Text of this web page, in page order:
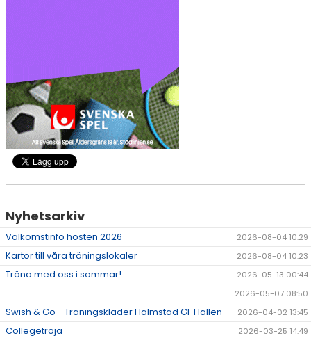
Nyhetsarkiv
Välkomstinfo hösten 2026 2026-08-04 10:29
Kartor till våra träningslokaler 2026-08-04 10:23
Träna med oss i sommar!
2026-05-13 00:44
2026-05-07 08:50
Swish & Go - Träningskläder Halmstad GF Hallen 2026-04-02 13:45
Collegetröja 2026-03-25 14:49